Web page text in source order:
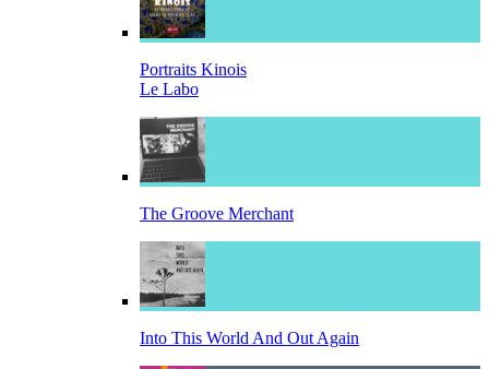
Portraits Kinois
Le Labo
The Groove Merchant
Into This World And Out Again